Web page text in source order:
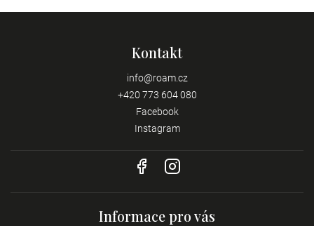
Kontakt
info@roam.cz
+420 773 604 080
Facebook
Instagram
Informace pro vás